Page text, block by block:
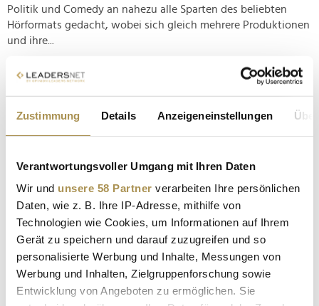
Zustimmung Details Anzeigeneinstellungen
Verantwortungsvoller Umgang mit Ihren Daten
Wir und unsere 58 Partner verarbeiten Ihre persönlichen
Daten, wie z. B. Ihre IP-Adresse, mithilfe von
Technologien wie Cookies, um Informationen auf Ihrem
Gerät zu speichern und darauf zuzugreifen und so
personalisierte Werbung und Inhalte, Messungen von
Werbung und Inhalten, Zielgruppenforschung sowie
Entwicklung von Angeboten zu ermöglichen. Sie
Politik und Comedy an nahezu alle Sparten des beliebten
Hörformats gedacht, wobei sich gleich mehrere Produktionen
und ihre...
Streaming in Deutschland: Prime Video und Netflix
gleichauf; HBO Max steigt ein
NEWS | 20.04.2026
Anbieter gibt, ist der Markteintritt eines aussichtstreichen
Kandidaten keine alltägliche Angelegenheit. Im ersten Quartal
des angebrochenen Jahres war es für HBO Max endlich auch
hierzulande soweit – bei der Auswertung von JustWatch
genießen die...
Streaming: Oster-Duell zwischen RTL+ und Prime
Video